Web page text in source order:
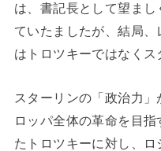
は、書記長として望ま
ていたましたが、結局
はトロツキーではなくス
スターリンの「政治力
ロッパ全体の革命を目
たトロツキーに対し、